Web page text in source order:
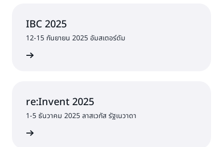
IBC 2025
12-15 กันยายน 2025 อัมสเตอร์ดัม
re:Invent 2025
1-5 ธันวาคม 2025 ลาสเวกัส รัฐเนวาดา